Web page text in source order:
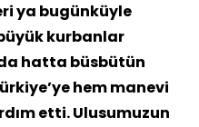
ya bugünküyle
kurbanlar
hatta büsbütün
hem manevi
etti. Ulusumuzun